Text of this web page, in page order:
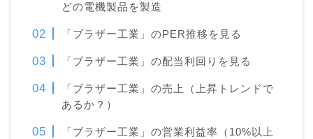
どの電機製品を製造
「ブラザー工業」のPER推移を見る
「ブラザー工業」の配当利回りを見る
「ブラザー工業」の売上（上昇トレンドで
あるか？）
「ブラザー工業」の営業利益率（10%以上